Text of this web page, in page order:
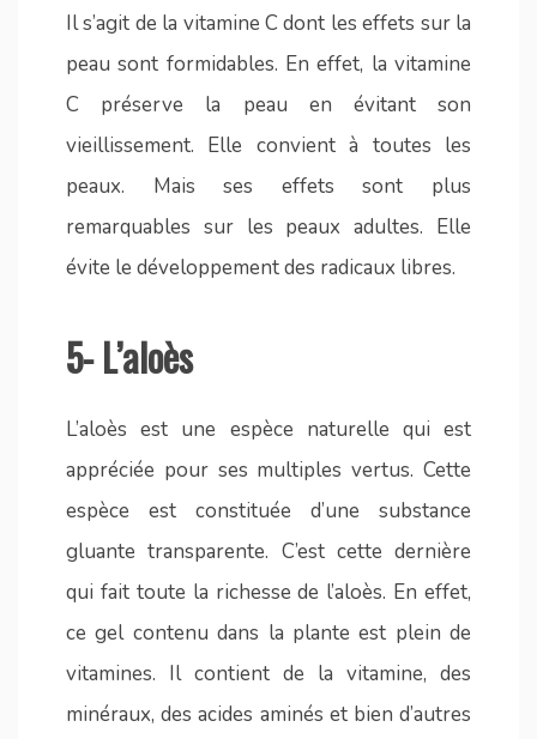
Il s’agit de la vitamine C dont les effets sur la
peau sont formidables. En effet, la vitamine
C préserve la peau en évitant son
vieillissement. Elle convient à toutes les
peaux. Mais ses effets sont plus
remarquables sur les peaux adultes. Elle
évite le développement des radicaux libres.
5- L’aloès
L’aloès est une espèce naturelle qui est
appréciée pour ses multiples vertus. Cette
espèce est constituée d’une substance
gluante transparente. C’est cette dernière
qui fait toute la richesse de l’aloès. En effet,
ce gel contenu dans la plante est plein de
vitamines. Il contient de la vitamine, des
minéraux, des acides aminés et bien d’autres